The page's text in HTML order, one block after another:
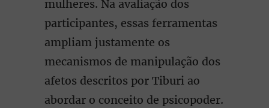
mulheres. Na avaliação dos
participantes, essas ferramentas
ampliam justamente os
mecanismos de manipulação dos
afetos descritos por Tiburi ao
abordar o conceito de psicopoder.